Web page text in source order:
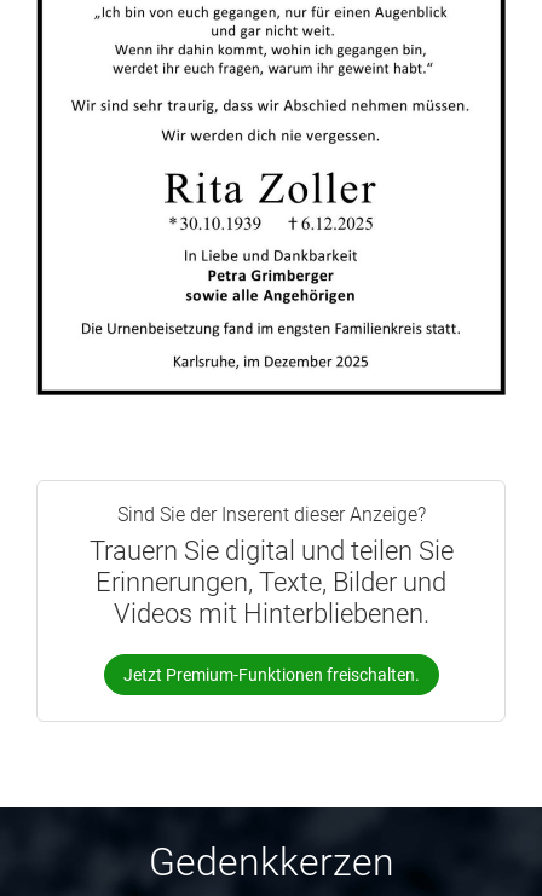
Sind Sie der Inserent dieser Anzeige?
Trauern Sie digital und teilen Sie
Erinnerungen, Texte, Bilder und
Videos mit Hinterbliebenen.
Jetzt Premium-Funktionen freischalten.
Gedenkkerzen